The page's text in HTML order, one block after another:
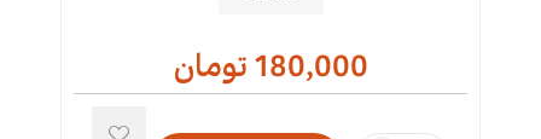
180,000 تومان